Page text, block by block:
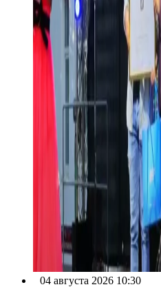
04 августа 2026 10:30